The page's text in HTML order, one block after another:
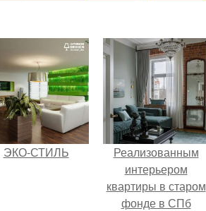
ЭКО-СТИЛЬ
Реализованным
интерьером
квартиры в старом
фонде в СПб